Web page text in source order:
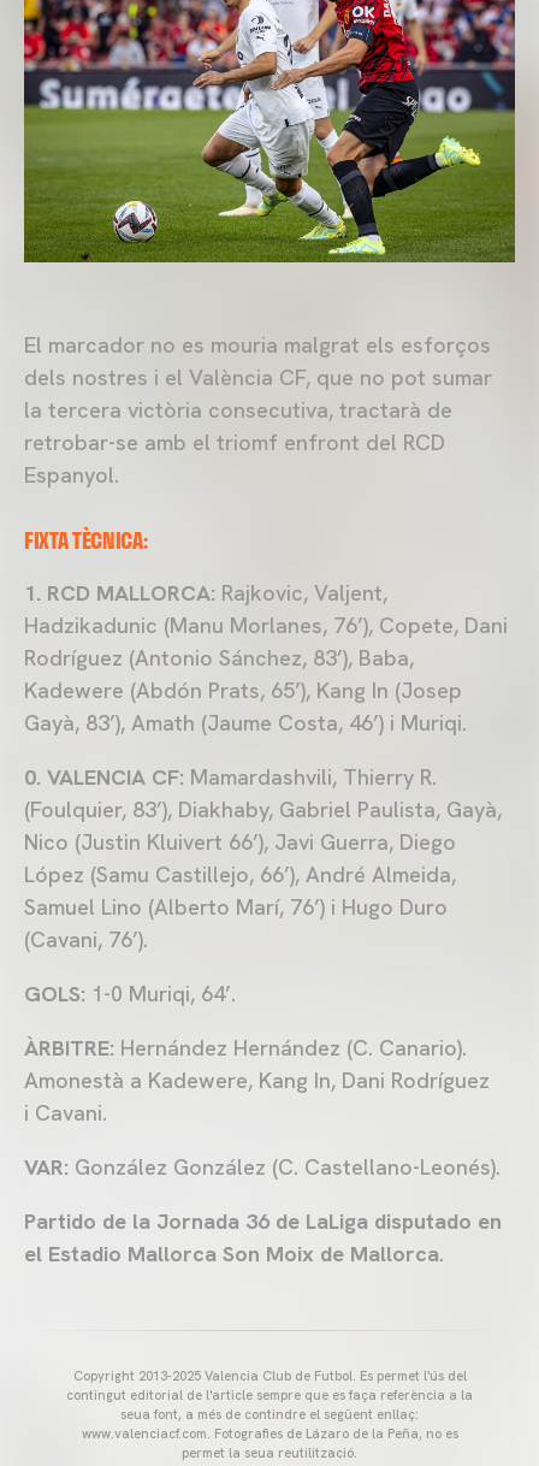
El marcador no es mouria malgrat els esforços
dels nostres i el València CF, que no pot sumar
la tercera victòria consecutiva, tractarà de
retrobar-se amb el triomf enfront del RCD
Espanyol.
FIXTA TÈCNICA:
1. RCD MALLORCA: Rajkovic, Valjent,
Hadzikadunic (Manu Morlanes, 76’), Copete, Dani
Rodríguez (Antonio Sánchez, 83’), Baba,
Kadewere (Abdón Prats, 65’), Kang In (Josep
Gayà, 83’), Amath (Jaume Costa, 46’) i Muriqi.
0. VALENCIA CF: Mamardashvili, Thierry R.
(Foulquier, 83’), Diakhaby, Gabriel Paulista, Gayà,
Nico (Justin Kluivert 66’), Javi Guerra, Diego
López (Samu Castillejo, 66’), André Almeida,
Samuel Lino (Alberto Marí, 76’) i Hugo Duro
(Cavani, 76’).
GOLS: 1-0 Muriqi, 64’.
ÀRBITRE: Hernández Hernández (C. Canario).
Amonestà a Kadewere, Kang In, Dani Rodríguez
i Cavani.
VAR: González González (C. Castellano-Leonés).
Partido de la Jornada 36 de LaLiga disputado en
el Estadio Mallorca Son Moix de Mallorca.
Copyright 2013-2025 Valencia Club de Futbol. Es permet l'ús del
contingut editorial de l'article sempre que es faça referència a la
seua font, a més de contindre el següent enllaç:
www.valenciacf.com. Fotografies de Lázaro de la Peña, no es
permet la seua reutilització.